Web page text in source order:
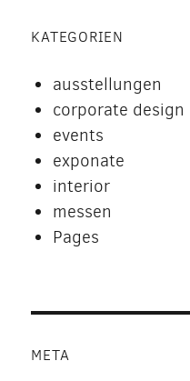
KATEGORIEN
ausstellungen
corporate design
events
exponate
interior
messen
Pages
META